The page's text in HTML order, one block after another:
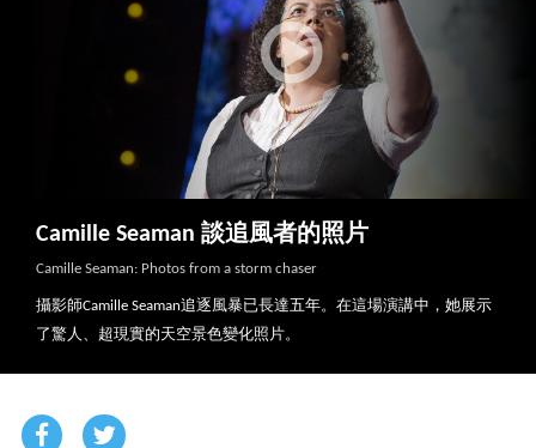
Camille Seaman 談追風者的照片
Camille Seaman: Photos from a storm chaser
攝影師Camille Seaman追逐風暴已長達五年。在這場演講中，她展示
了驚人、超現實的天空景色變化照片。